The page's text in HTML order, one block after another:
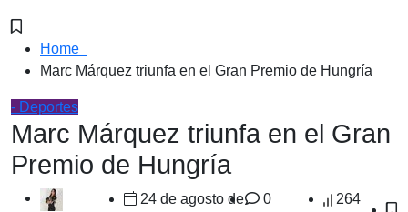
Home
Marc Márquez triunfa en el Gran Premio de Hungría
- Deportes
Marc Márquez triunfa en el Gran
Premio de Hungría
24 de agosto de
0
264